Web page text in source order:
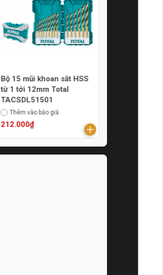
Bộ 15 mũi khoan sắt HSS
từ 1 tới 12mm Total
TACSDL51501
Thêm vào báo giá
212.000₫